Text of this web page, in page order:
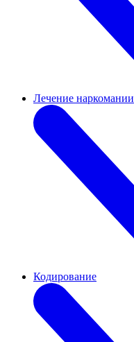
Лечение наркомании
Кодирование